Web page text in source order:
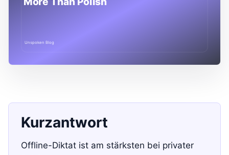
Kurzantwort
Offline-Diktat ist am stärksten bei privater